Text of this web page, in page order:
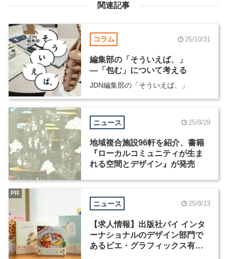
関連記事
コラム 25/10/31
編集部の「そういえば、」
―「包む」について考える
JDN編集部の「そういえば、」
ニュース 25/8/29
地域複合施設96軒を紹介、書籍
『ローカルコミュニティが生ま
れる空間とデザイン』が発売
ニュース 25/8/13
【求人情報】出版社パイ インタ
ーナショナルのデザイン部門で
あるピエ・グラフィックス有限
PR